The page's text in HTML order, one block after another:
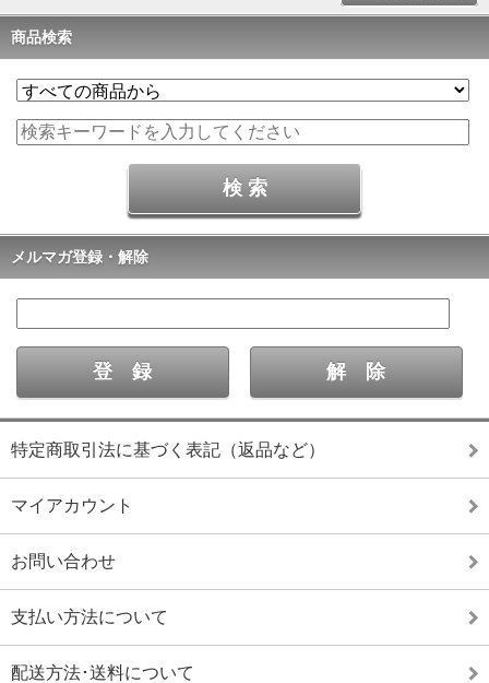
商品検索
メルマガ登録・解除
特定商取引法に基づく表記（返品など）
マイアカウント
お問い合わせ
支払い方法について
配送方法･送料について